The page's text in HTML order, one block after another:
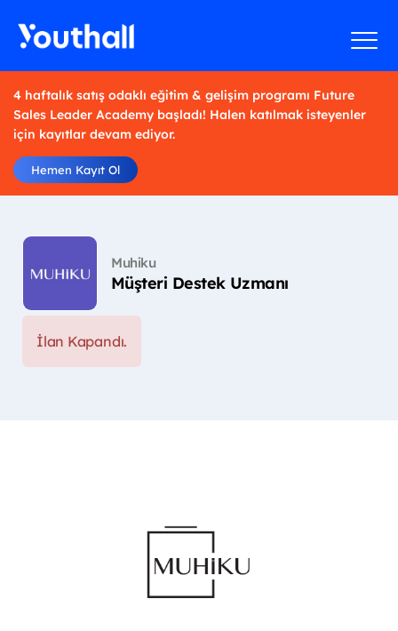
4 haftalık satış odaklı eğitim & gelişim programı Future
Sales Leader Academy başladı! Halen katılmak isteyenler
için kayıtlar devam ediyor.
Hemen Kayıt Ol
Muhiku
Müşteri Destek Uzmanı
İlan Kapandı.